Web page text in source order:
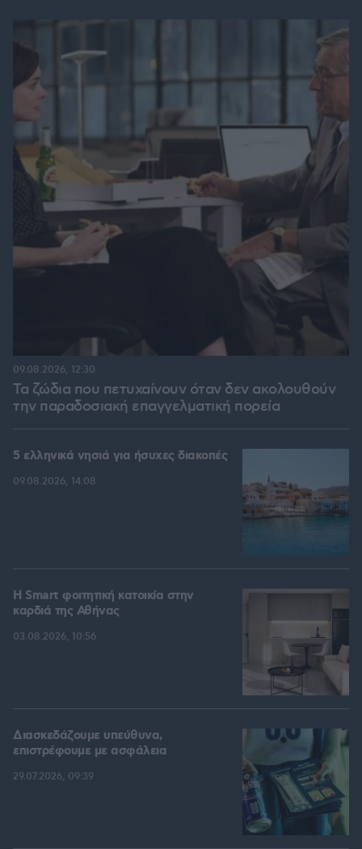
Τα ζώδια που πετυχαίνουν όταν δεν ακολουθούν
την παραδοσιακή επαγγελματική πορεία
09.08.2026, 12:30
5 ελληνικά νησιά για ήσυχες διακοπές
09.08.2026, 14:08
Η Smart φοιτητική κατοικία στην
καρδιά της Αθήνας
03.08.2026, 10:56
Διασκεδάζουμε υπεύθυνα,
επιστρέφουμε με ασφάλεια
29.07.2026, 09:39